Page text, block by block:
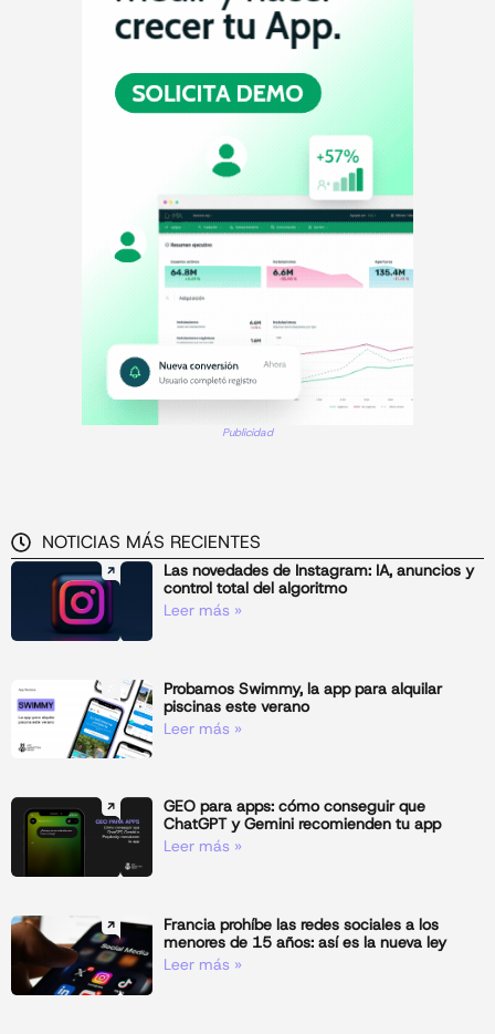
Publicidad
NOTICIAS MÁS RECIENTES
Las novedades de Instagram: IA, anuncios y
control total del algoritmo
Leer más »
Probamos Swimmy, la app para alquilar
piscinas este verano
Leer más »
GEO para apps: cómo conseguir que
ChatGPT y Gemini recomienden tu app
Leer más »
Francia prohíbe las redes sociales a los
menores de 15 años: así es la nueva ley
Leer más »